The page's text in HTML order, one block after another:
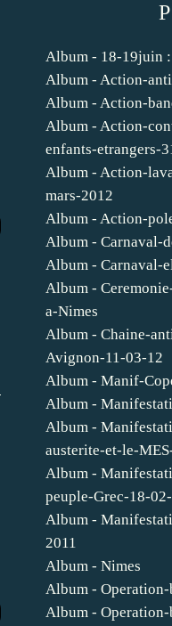
Album - 18-19juin :
Album - Action-
Album - Action-
Album - Action-
enfants-etrangers-
Album - Action-
mars-2012
Album - Action-
Album - Carnaval-
Album - Carnaval-
Album -
a-Nimes
Album - Chaine-
Avignon-11-03-12
Album - Manif-
Album -
Album -
austerite-et-le-
Album -
peuple-Grec-18-
Album -
2011
Album - Nimes
Album - Operation-
Album -